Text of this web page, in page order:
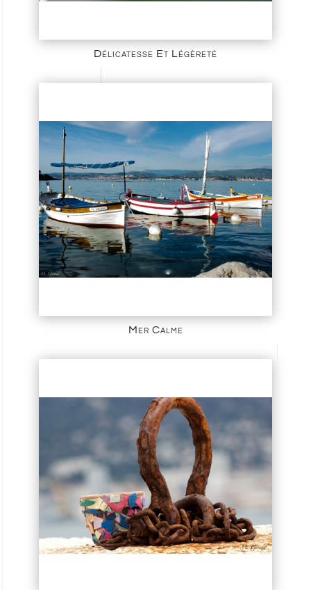
Délicatesse Et Légèreté
Mer Calme